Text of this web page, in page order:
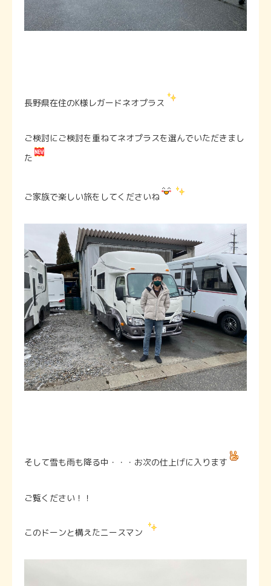
長野県在住のK様レガードネオプラス
ご検討にご検討を重ねてネオプラスを選んでいただきまし
た
ご家族で楽しい旅をしてくださいね
そして雪も雨も降る中・・・お次の仕上げに入ります
ご覧ください！！
このドーンと構えたニースマン